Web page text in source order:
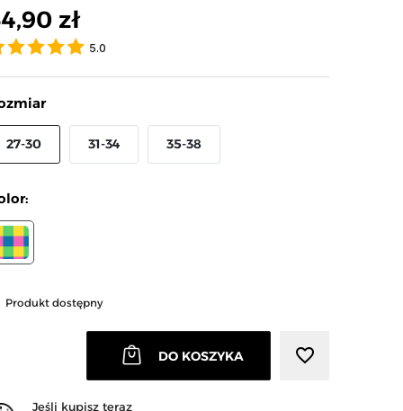
Następny
zł
5.0
27-30 31-34 35-38
Produkt dostępny
DO KOSZYKA favorite_border
Jeśli kupisz teraz